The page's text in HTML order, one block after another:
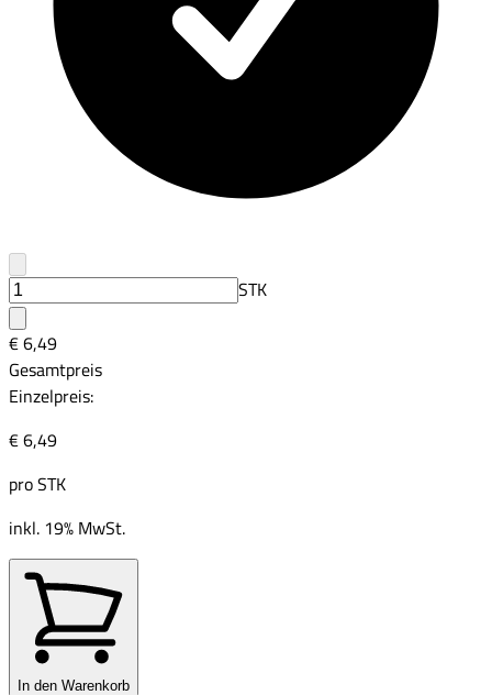
STK
€ 6,49
Gesamtpreis
Einzelpreis:
€ 6,49
proSTK
inkl. 19% MwSt.
In den Warenkorb